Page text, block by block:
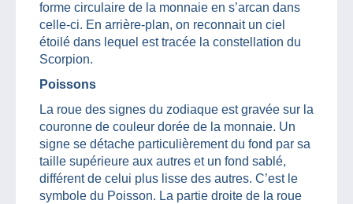
forme circulaire de la monnaie en s’arcan dans
celle-ci. En arrière-plan, on reconnait un ciel
étoilé dans lequel est tracée la constellation du
Scorpion.
Poissons
La roue des signes du zodiaque est gravée sur la
couronne de couleur dorée de la monnaie. Un
signe se détache particulièrement du fond par sa
taille supérieure aux autres et un fond sablé,
différent de celui plus lisse des autres. C’est le
symbole du Poisson. La partie droite de la roue